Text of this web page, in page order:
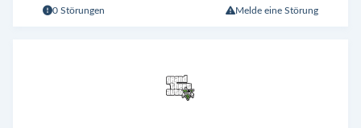
0 Störungen Melde eine Störung